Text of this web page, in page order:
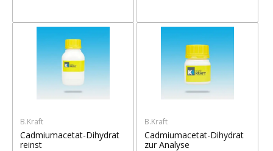
B.Kraft
Cadmiumacetat-Dihydrat
reinst
B.Kraft
Cadmiumacetat-Dihydrat
zur Analyse